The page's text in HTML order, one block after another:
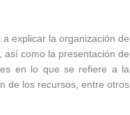
explicar la organización de
como la presentación de
en lo que se refiere a la
de los recursos, entre otros